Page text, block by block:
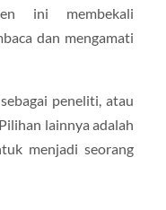
ini membekali
dan mengamati
peneliti, atau
lainnya adalah
menjadi seorang